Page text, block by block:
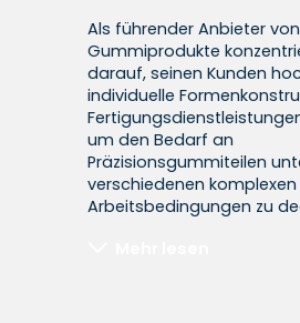
Als führender Anbieter
Gummiprodukte
darauf, seinen Kunden
individuelle
um den Bedarf an
Präzisionsgummiteilen
verschiedenen komplexen
Arbeitsbedingungen zu